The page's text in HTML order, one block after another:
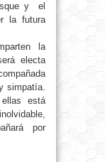
y el
la futura
la
electa
simpatía.
está
por